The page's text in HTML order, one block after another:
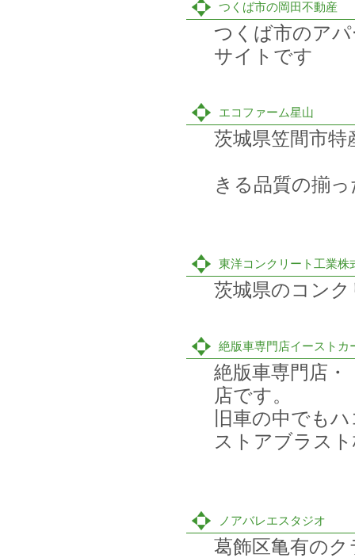
つくば市の岡田不動産
つくば市のア
サイトです
エコファーム星山
茨城県笠間市特
きる品質の揃
東洋コンクリート工業株
茨城県のコン
絶版車専門店イーストカ
絶版車専門店・
店です。
旧車の中でも
ストアブラス
ノアバレエスタジオ
葛飾区亀有の